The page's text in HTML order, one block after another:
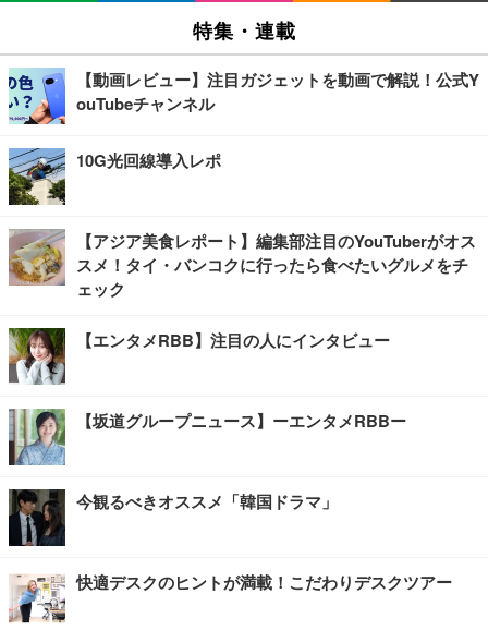
特集・連載
【動画レビュー】注目ガジェットを動画で解説！公式Y
ouTubeチャンネル
10G光回線導入レポ
【アジア美食レポート】編集部注目のYouTuberがオス
スメ！タイ・バンコクに行ったら食べたいグルメをチ
ェック
【エンタメRBB】注目の人にインタビュー
【坂道グループニュース】ーエンタメRBBー
今観るべきオススメ「韓国ドラマ」
快適デスクのヒントが満載！こだわりデスクツアー